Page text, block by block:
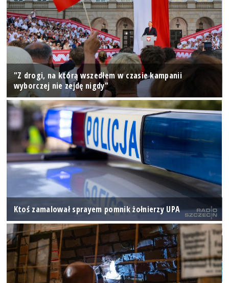
"Z drogi, na którą wszedłem w czasie kampanii
wyborczej nie zejdę nigdy"
Ktoś zamalował sprayem pomnik żołnierzy UPA